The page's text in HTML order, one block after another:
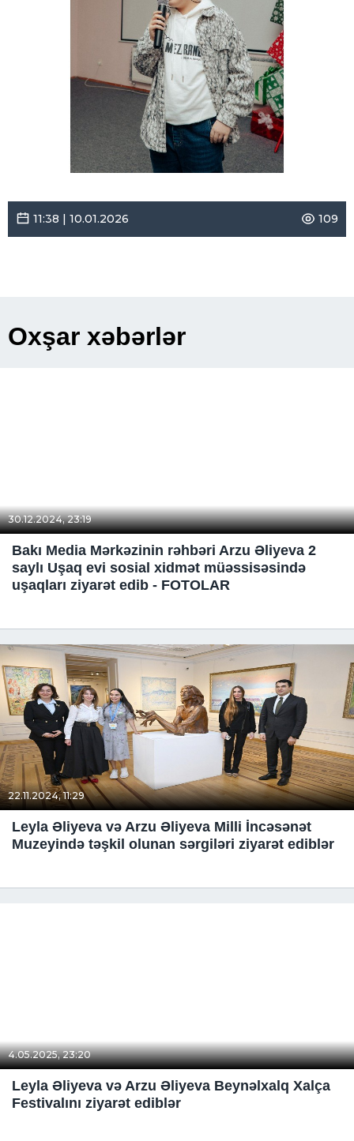
11:38 | 10.01.2026 109
Oxşar xəbərlər
30.12.2024, 23:19
Bakı Media Mərkəzinin rəhbəri Arzu Əliyeva 2
saylı Uşaq evi sosial xidmət müəssisəsində
uşaqları ziyarət edib - FOTOLAR
22.11.2024, 11:29
Leyla Əliyeva və Arzu Əliyeva Milli İncəsənət
Muzeyində təşkil olunan sərgiləri ziyarət ediblər
4.05.2025, 23:20
Leyla Əliyeva və Arzu Əliyeva Beynəlxalq Xalça
Festivalını ziyarət ediblər